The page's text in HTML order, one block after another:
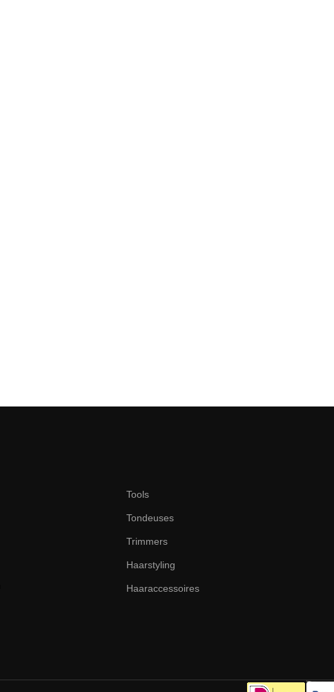
Tools
Tondeuses
Trimmers
Haarstyling
Haaraccessoires